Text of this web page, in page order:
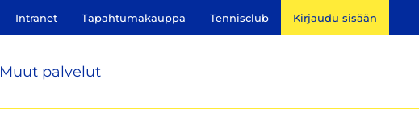
Intranet Tapahtumakauppa Tennisclub Kirjaudu sisään
Muut palvelut